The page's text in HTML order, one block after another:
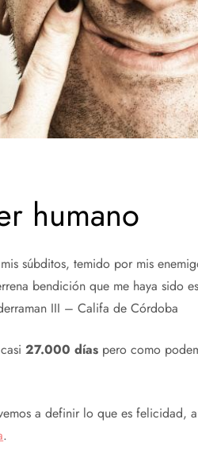
humano
súbditos, temido por mis
bendición que me haya sido
III – Califa de Córdoba
casi27.000 días pero como
a definir lo que es
.